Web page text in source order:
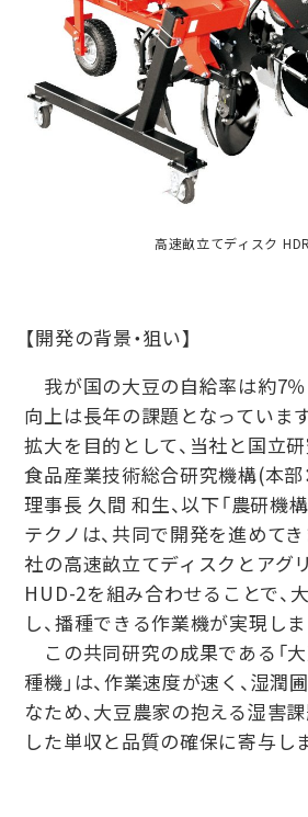
高速畝立てディスク
【開発の背景・狙い】
我が国の大豆の自給率は約7％
向上は長年の課題となっていま
拡大を目的として、当社と国立
食品産業技術総合研究機構(本部
理事長 久間 和生、以下「農研機
テクノは、共同で開発を進めてき
社の高速畝立てディスクとアグ
HUD-2を組み合わせることで、
し、播種できる作業機が実現しま
この共同研究の成果である「
種機」は、作業速度が速く、湿潤
なため、大豆農家の抱える湿害
した単収と品質の確保に寄与し